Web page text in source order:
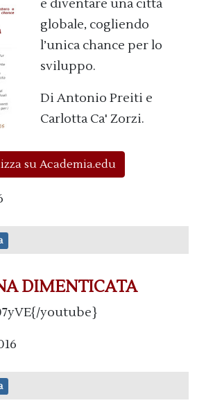
e diventare una città
globale, cogliendo
l’unica chance per lo
sviluppo.
Di Antonio Preiti e
Carlotta Ca' Zorzi.
su Academia.edu
DIMENTICATA
youtube}